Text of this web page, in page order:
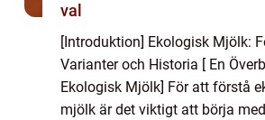
val
[Introduktion] Ekologisk Mjölk:
Varianter och Historia [ En
Ekologisk Mjölk] För att förstå
mjölk är det viktigt att börja